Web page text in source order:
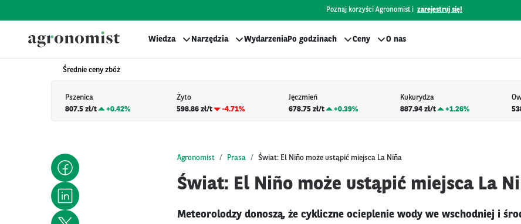
Poznaj korzyści Agronomist i zarejestruj się!
Wiedza Narzędzia WydarzeniaPo godzinach Ceny O nas
Średnie ceny zbóż
Pszenica
807.5 zł/t
+0.42%
Żyto
598.86 zł/t
-4.71%
Jęczmień
678.75 zł/t
+0.39%
Kukurydza
887.94 zł/t
+1.26%
Agronomist Prasa Świat: El Niño może ustąpić miejsca La Niña
Świat: El Niño może ustąpić miejsca La
Meteorolodzy donoszą, że cykliczne ocieplenie wody we wschodniej i